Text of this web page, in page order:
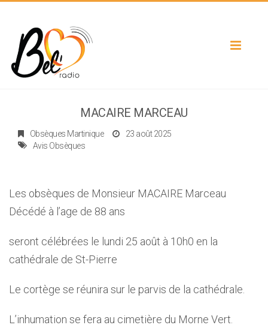
Toggle
MACAIRE MARCEAU
Obsèques Martinique
23 août 2025
Avis Obsèques
Les obsèques de Monsieur MACAIRE Marceau
Décédé à l’age de 88 ans
seront célébrées le lundi 25 août à 10h0 en la
cathédrale de St-Pierre
Le cortège se réunira sur le parvis de la cathédrale.
L’inhumation se fera au cimetière du Morne Vert.